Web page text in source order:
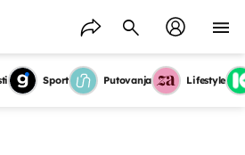
Sport Putovanja Lifestyle